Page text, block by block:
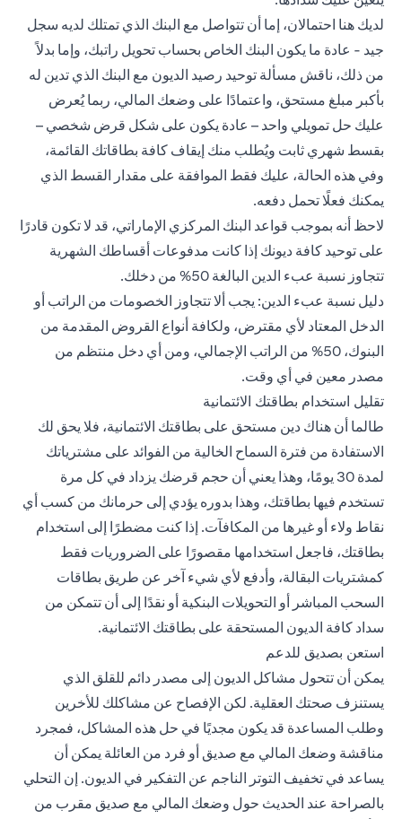
لديك هنا احتمالان، إما أن تتواصل مع البنك الذي تمتلك لديه سجل
جيد - عادة ما يكون البنك الخاص بحساب تحويل راتبك، وإما بدلاً
من ذلك، ناقش مسألة توحيد رصيد الديون مع البنك الذي تدين له
بأكبر مبلغ مستحق، واعتمادًا على وضعك المالي، ربما يُعرض
عليك حل تمويلي واحد – عادة يكون على شكل قرض شخصي –
بقسط شهري ثابت ويُطلب منك إيقاف كافة بطاقاتك القائمة،
وفي هذه الحالة، عليك فقط الموافقة على مقدار القسط الذي
يمكنك فعلًا تحمل دفعه.
لاحظ أنه بموجب قواعد البنك المركزي الإماراتي، قد لا تكون قادرًا
على توحيد كافة ديونك إذا كانت مدفوعات أقساطك الشهرية
تتجاوز نسبة عبء الدين البالغة 50% من دخلك.
دليل نسبة عبء الدين: يجب ألا تتجاوز الخصومات من الراتب أو
الدخل المعتاد لأي مقترض، ولكافة أنواع القروض المقدمة من
البنوك، 50% من الراتب الإجمالي، ومن أي دخل منتظم من
مصدر معين في أي وقت.
تقليل استخدام بطاقتك الائتمانية
طالما أن هناك دين مستحق على بطاقتك الائتمانية، فلا يحق لك
الاستفادة من فترة السماح الخالية من الفوائد على مشترياتك
لمدة 30 يومًا، وهذا يعني أن حجم قرضك يزداد في كل مرة
تستخدم فيها بطاقتك، وهذا بدوره يؤدي إلى حرمانك من كسب أي
نقاط ولاء أو غيرها من المكافآت. إذا كنت مضطرًا إلى استخدام
بطاقتك، فاجعل استخدامها مقصورًا على الضروريات فقط
كمشتريات البقالة، وأدفع لأي شيء آخر عن طريق بطاقات
السحب المباشر أو التحويلات البنكية أو نقدًا إلى أن تتمكن من
سداد كافة الديون المستحقة على بطاقتك الائتمانية.
استعن بصديق للدعم
يمكن أن تتحول مشاكل الديون إلى مصدر دائم للقلق الذي
يستنزف صحتك العقلية. لكن الإفصاح عن مشاكلك للأخرين
وطلب المساعدة قد يكون مجديًا في حل هذه المشاكل، فمجرد
مناقشة وضعك المالي مع صديق أو فرد من العائلة يمكن أن
يساعد في تخفيف التوتر الناجم عن التفكير في الديون. إن التحلي
بالصراحة عند الحديث حول وضعك المالي مع صديق مقرب من